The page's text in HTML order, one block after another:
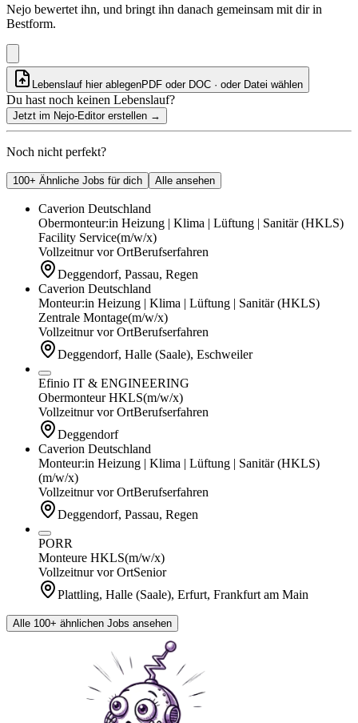
Nejo bewertet ihn, und bringt ihn danach gemeinsam mit dir in
Bestform.
Lebenslauf hier ablegenPDF oder DOC · oder Datei wählen
Du hast noch keinen Lebenslauf?
Jetzt im Nejo-Editor erstellen →
Noch nicht perfekt?
100+ Ähnliche Jobs für dich Alle ansehen
Caverion Deutschland
Obermonteur:in Heizung | Klima | Lüftung | Sanitär (HKLS)
Facility Service(m/w/x)
Vollzeitnur vor OrtBerufserfahren
Deggendorf, Passau, Regen
Caverion Deutschland
Monteur:in Heizung | Klima | Lüftung | Sanitär (HKLS)
Zentrale Montage(m/w/x)
Vollzeitnur vor OrtBerufserfahren
Deggendorf, Halle (Saale), Eschweiler
Efinio IT & ENGINEERING
Obermonteur HKLS(m/w/x)
Vollzeitnur vor OrtBerufserfahren
Deggendorf
Caverion Deutschland
Monteur:in Heizung | Klima | Lüftung | Sanitär (HKLS)
(m/w/x)
Vollzeitnur vor OrtBerufserfahren
Deggendorf, Passau, Regen
PORR
Monteure HKLS(m/w/x)
Vollzeitnur vor OrtSenior
Plattling, Halle (Saale), Erfurt, Frankfurt am Main
Alle 100+ ähnlichen Jobs ansehen